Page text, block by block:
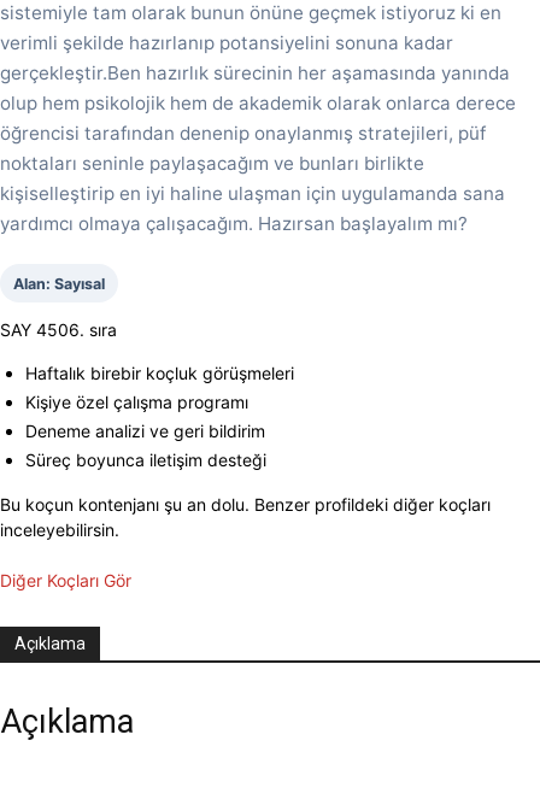
sistemiyle tam olarak bunun önüne geçmek istiyoruz ki en
verimli şekilde hazırlanıp potansiyelini sonuna kadar
gerçekleştir.Ben hazırlık sürecinin her aşamasında yanında
olup hem psikolojik hem de akademik olarak onlarca derece
öğrencisi tarafından denenip onaylanmış stratejileri, püf
noktaları seninle paylaşacağım ve bunları birlikte
kişiselleştirip en iyi haline ulaşman için uygulamanda sana
yardımcı olmaya çalışacağım. Hazırsan başlayalım mı?
Alan: Sayısal
SAY 4506. sıra
Haftalık birebir koçluk görüşmeleri
Kişiye özel çalışma programı
Deneme analizi ve geri bildirim
Süreç boyunca iletişim desteği
Bu koçun kontenjanı şu an dolu. Benzer profildeki diğer koçları
inceleyebilirsin.
Diğer Koçları Gör
Açıklama
Açıklama